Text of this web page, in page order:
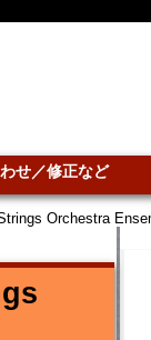
せ／修正など
Orchestra